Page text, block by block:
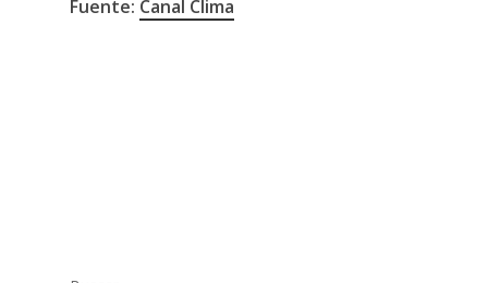
Fuente: Canal Clima